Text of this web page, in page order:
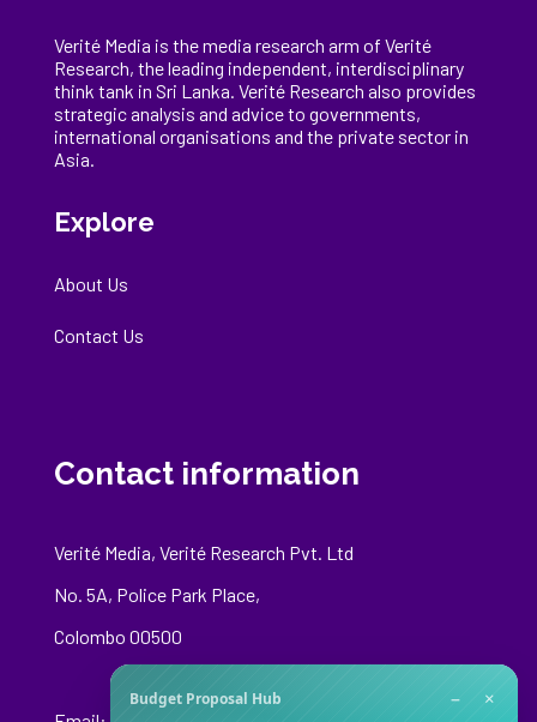
Verité Media is the media research arm of Verité
Research, theleading independent, interdisciplinary
think tank in Sri Lanka. Verité Research also provides
strategic analysis and advice to governments,
international organisations and the private sector in
Asia.
Explore
About Us
Contact Us
Contact information
Verité Media, Verité Research Pvt. Ltd
No. 5A, Police Park Place,
Colombo 00500
Budget Proposal Hub − ×